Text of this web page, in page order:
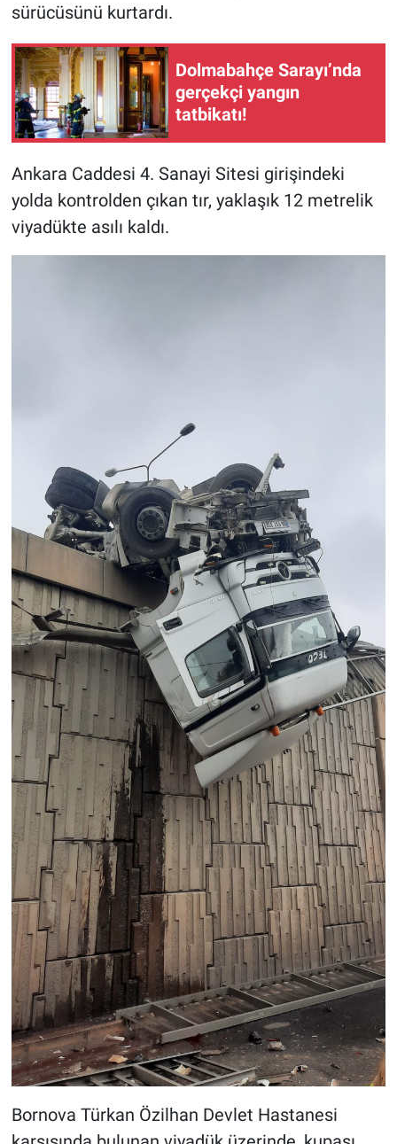
sürücüsünü kurtardı.
Dolmabahçe Sarayı’nda
gerçekçi yangın
tatbikatı!
Ankara Caddesi 4. Sanayi Sitesi girişindeki
yolda kontrolden çıkan tır, yaklaşık 12 metrelik
viyadükte asılı kaldı.
Bornova Türkan Özilhan Devlet Hastanesi